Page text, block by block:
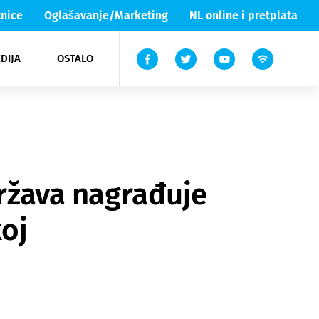
Oglašavanje/Marketing NL online i pretplata
OSTALO
Lika & Senj
TV
nagrađuje